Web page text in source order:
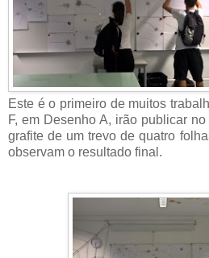
Este é o primeiro de muitos
F, em Desenho A, irão publicar
grafite de um trevo de quatro
observam o resultado final.